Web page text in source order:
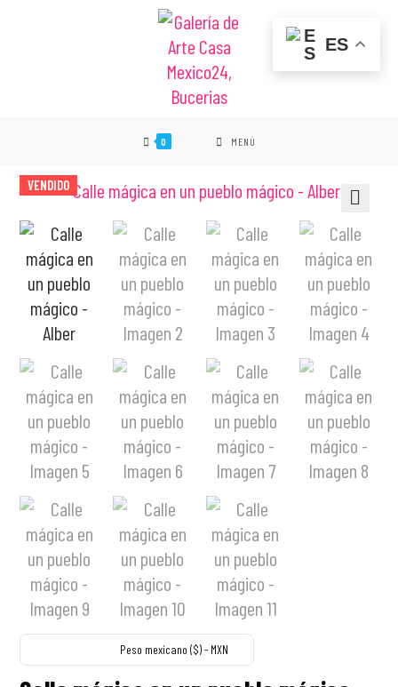
0 MENÚ
🔍
VENDIDO
Peso mexicano ($) - MXN
ES